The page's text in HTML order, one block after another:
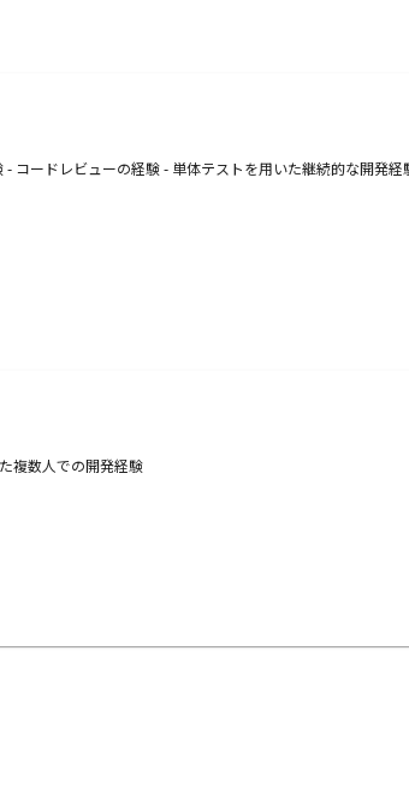
ードレビューの経験 - 単体テストを用いた継続的な開発
複数人での開発経験